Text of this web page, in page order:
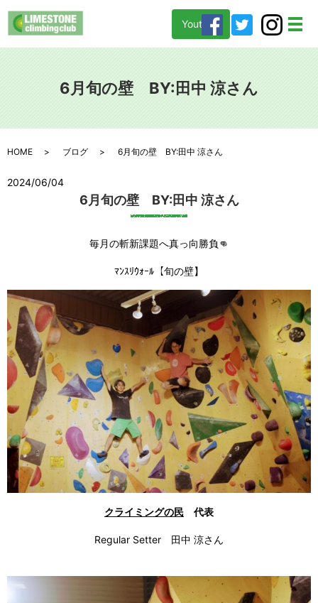
メ
Youtube
6月旬の壁 BY:田中 涼さん
HOME ブログ 6月旬の壁 BY:田中 涼さん
2024/06/04
6月旬の壁 BY:田中 涼さん
毎月の斬新課題へ真っ向勝負👊
ﾏﾝｽﾘｳｫｰﾙ【旬の壁】
クライミングの民 代表
Regular Setter 田中 涼さん